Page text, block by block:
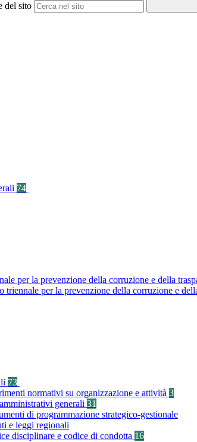
del sito
74
per la prevenzione della corruzione e della
triennale per la prevenzione della corruzione e
73
normativi su organizzazione e attività 3
generali 31
di programmazione strategico-gestionale
e leggi regionali
disciplinare e codice di condotta 16